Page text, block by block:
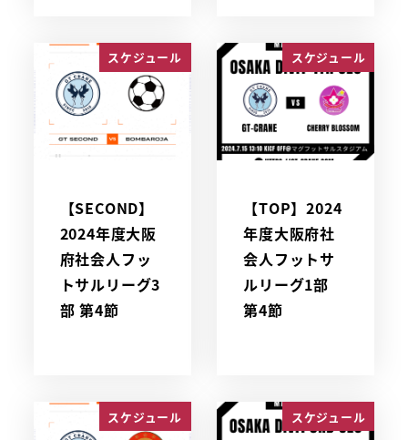
スケジュール
【SECOND】
2024年度大阪
府社会人フッ
トサルリーグ3
部 第4節
スケジュール
【TOP】2024
年度大阪府社
会人フットサ
ルリーグ1部
第4節
スケジュール スケジュール